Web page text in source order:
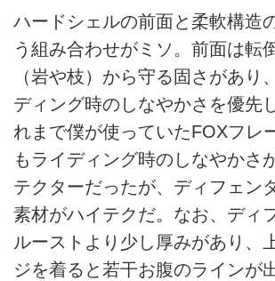
ハードシェルの前面と柔軟構造
う組み合わせがミソ。前面は転
（岩や枝）から守る固さがあり
ディング時のしなやかさを優先
れまで僕が使っていたFOXフレ
もライディング時のしなやかさ
テクターだったが、ディフェン
素材がハイテクだ。なお、ディ
ルーストより少し厚みがあり、
ジを着ると若干お腹のラインが